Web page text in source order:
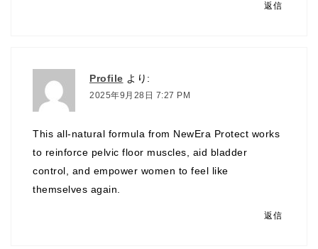
返信
Profile より:
2025年9月28日 7:27 PM
This all-natural formula from NewEra Protect works
to reinforce pelvic floor muscles, aid bladder
control, and empower women to feel like
themselves again.
返信